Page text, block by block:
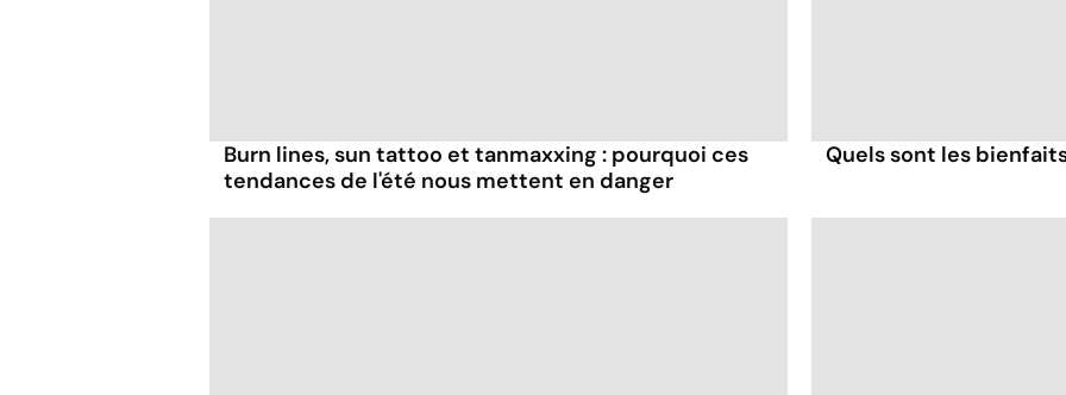
Burn lines, sun tattoo et tanmaxxing : pourquoi ces
tendances de l'été nous mettent en danger
Quels sont les